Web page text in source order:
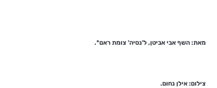
מאת: השף אבי אביטן, ל'נסיה' צומת ראם*.
צילום: אילן נחום.